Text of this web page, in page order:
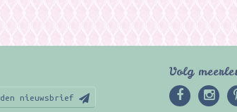
nieuwsbrief
Volg